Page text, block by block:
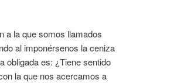
a la que somos llamados
al imponérsenos la ceniza
obligada es: ¿Tiene sentido
la que nos acercamos a